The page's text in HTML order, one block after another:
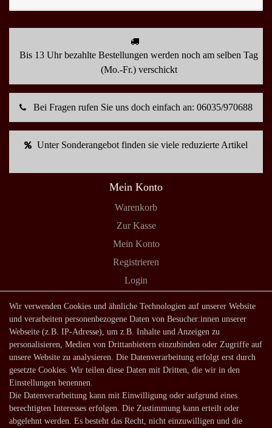
Bis 13 Uhr bezahlte Bestellungen werden noch am selben Tag
(Mo.-Fr.) verschickt
Bei Fragen rufen Sie uns doch einfach an: 06035/970688
Unter Sonderangebot finden sie viele reduzierte Artikel
Mein Konto
Warenkorb
Zur Kasse
Mein Konto
Registrieren
Login
Shop
Lagerverkauf
Zahlungsarten
Versandarten und -kosten
Service
Kontakt
Wir verwenden Cookies und ähnliche Technologien auf unserer Website
und verarbeiten personenbezogene Daten von Besucher:innen unserer
Webseite (z.B. IP-Adresse), um z.B. Inhalte und Anzeigen zu
personalisieren, Medien von Drittanbietern einzubinden oder Zugriffe auf
unsere Website zu analysieren. Die Datenverarbeitung erfolgt erst durch
gesetzte Cookies. Wir teilen diese Daten mit Dritten, die wir in den
Einstellungen benennen.
Die Datenverarbeitung kann mit Einwilligung oder aufgrund eines
berechtigten Interesses erfolgen. Die Zustimmung kann erteilt oder
abgelehnt werden. Es besteht das Recht, nicht einzuwilligen und die